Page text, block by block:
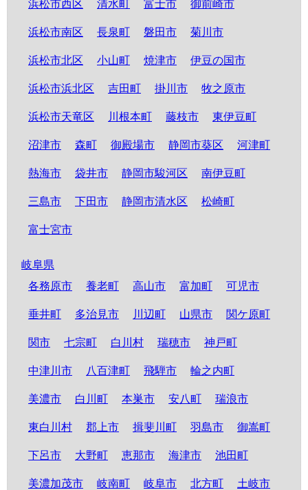
浜松市西区 清水町 富士市 御前崎市
浜松市南区 長泉町 磐田市 菊川市
浜松市北区 小山町 焼津市 伊豆の国市
浜松市浜北区 吉田町 掛川市 牧之原市
浜松市天竜区 川根本町 藤枝市 東伊豆町
沼津市 森町 御殿場市 静岡市葵区 河津町
熱海市 袋井市 静岡市駿河区 南伊豆町
三島市 下田市 静岡市清水区 松崎町
富士宮市
岐阜県
各務原市
養老町 高山市 富加町 可児市
垂井町 多治見市 川辺町 山県市 関ケ原町
関市 七宗町 白川村 瑞穂市 神戸町
中津川市 八百津町 飛騨市 輪之内町
美濃市 白川町 本巣市 安八町 瑞浪市
東白川村 郡上市 揖斐川町 羽島市 御嵩町
下呂市 大野町 恵那市 海津市 池田町
美濃加茂市 岐南町 岐阜市 北方町 土岐市